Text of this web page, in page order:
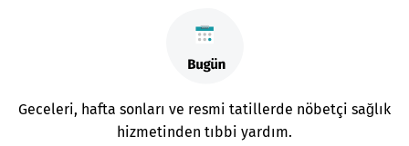
Geceleri, hafta sonları ve resmi tatillerde nöbetçi sağlık
hizmetinden tıbbi yardım.